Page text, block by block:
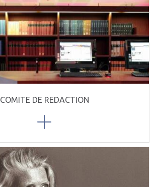
COMITE DE REDACTION